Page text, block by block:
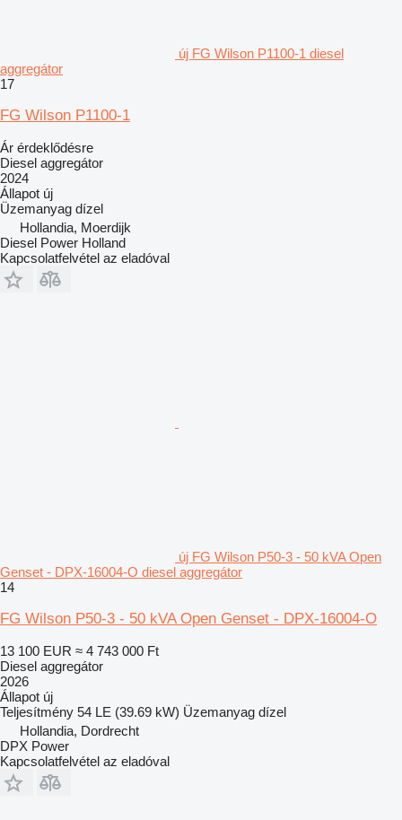
új FG Wilson P1100-1 diesel
aggregátor
17
FG Wilson P1100-1
Ár érdeklődésre
Diesel aggregátor
2024
Állapot új
Üzemanyag dízel
Hollandia, Moerdijk
Diesel Power Holland
Kapcsolatfelvétel az eladóval
új FG Wilson P50-3 - 50 kVA Open
Genset - DPX-16004-O diesel aggregátor
14
FG Wilson P50-3 - 50 kVA Open Genset - DPX-16004-O
13 100 EUR ≈ 4 743 000 Ft
Diesel aggregátor
2026
Állapot új
Teljesítmény 54 LE (39.69 kW) Üzemanyag dízel
Hollandia, Dordrecht
DPX Power
Kapcsolatfelvétel az eladóval